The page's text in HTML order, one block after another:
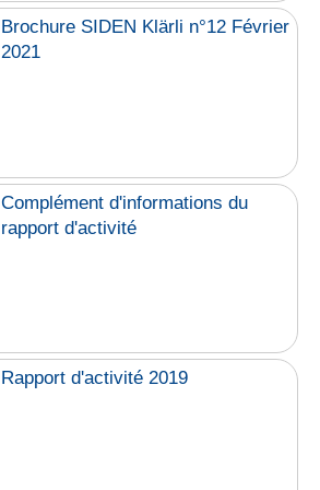
Brochure SIDEN Klärli n°12 Février
2021
Complément d'informations du
rapport d'activité
Rapport d'activité 2019